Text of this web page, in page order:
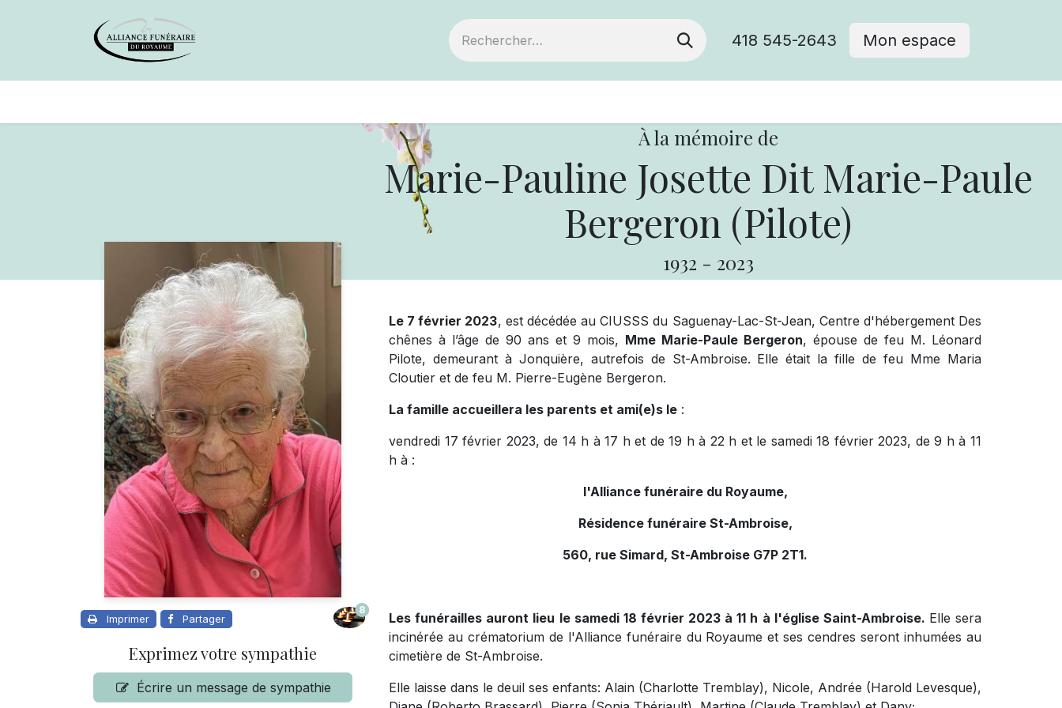
418 545-2643 Mon espace
À la mémoire de
Marie-Pauline Josette Dit Marie-Paule
Bergeron (Pilote)
1932 - 2023
Imprimer Partager
8
Exprimez votre sympathie
Écrire un message de sympathie
Le 7 février 2023, est décédée au CIUSSS du Saguenay-Lac-St-Jean, Centre d'hébergement Des
chênes à l’âge de 90 ans et 9 mois, Mme Marie-Paule Bergeron, épouse de feu M. Léonard
Pilote, demeurant à Jonquière, autrefois de St-Ambroise. Elle était la fille de feu Mme Maria
Cloutier et de feu M. Pierre-Eugène Bergeron.
La famille accueillera les parents et ami(e)s le :
vendredi 17 février 2023, de 14 h à 17 h et de 19 h à 22 h et le samedi 18 février 2023, de 9 h à 11
h à :
l'Alliance funéraire du Royaume,
Résidence funéraire St-Ambroise,
560, rue Simard, St-Ambroise G7P 2T1.
Les funérailles auront lieu le samedi 18 février 2023 à 11 h à l'église Saint-Ambroise. Elle sera
incinérée au crématorium de l'Alliance funéraire du Royaume et ses cendres seront inhumées au
cimetière de St-Ambroise.
Elle laisse dans le deuil ses enfants: Alain (Charlotte Tremblay), Nicole, Andrée (Harold Levesque),